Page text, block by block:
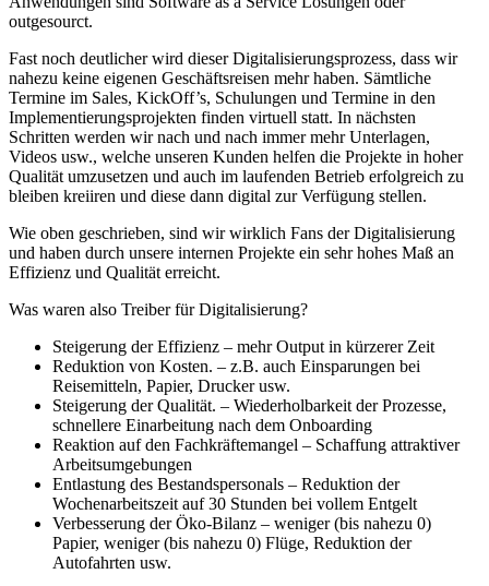
outgesourct.
Fast noch deutlicher wird dieser Digitalisierungsprozess, dass wir
nahezu keine eigenen Geschäftsreisen mehr haben. Sämtliche
Termine im Sales, KickOff’s, Schulungen und Termine in den
Implementierungsprojekten finden virtuell statt. In nächsten
Schritten werden wir nach und nach immer mehr Unterlagen,
Videos usw., welche unseren Kunden helfen die Projekte in hoher
Qualität umzusetzen und auch im laufenden Betrieb erfolgreich zu
bleiben kreiiren und diese dann digital zur Verfügung stellen.
Wie oben geschrieben, sind wir wirklich Fans der Digitalisierung
und haben durch unsere internen Projekte ein sehr hohes Maß an
Effizienz und Qualität erreicht.
Was waren also Treiber für Digitalisierung?
Steigerung der Effizienz – mehr Output in kürzerer Zeit
Reduktion von Kosten. – z.B. auch Einsparungen bei
Reisemitteln, Papier, Drucker usw.
Steigerung der Qualität. – Wiederholbarkeit der Prozesse,
schnellere Einarbeitung nach dem Onboarding
Reaktion auf den Fachkräftemangel – Schaffung attraktiver
Arbeitsumgebungen
Entlastung des Bestandspersonals – Reduktion der
Wochenarbeitszeit auf 30 Stunden bei vollem Entgelt
Verbesserung der Öko-Bilanz – weniger (bis nahezu 0)
Papier, weniger (bis nahezu 0) Flüge, Reduktion der
Autofahrten usw.